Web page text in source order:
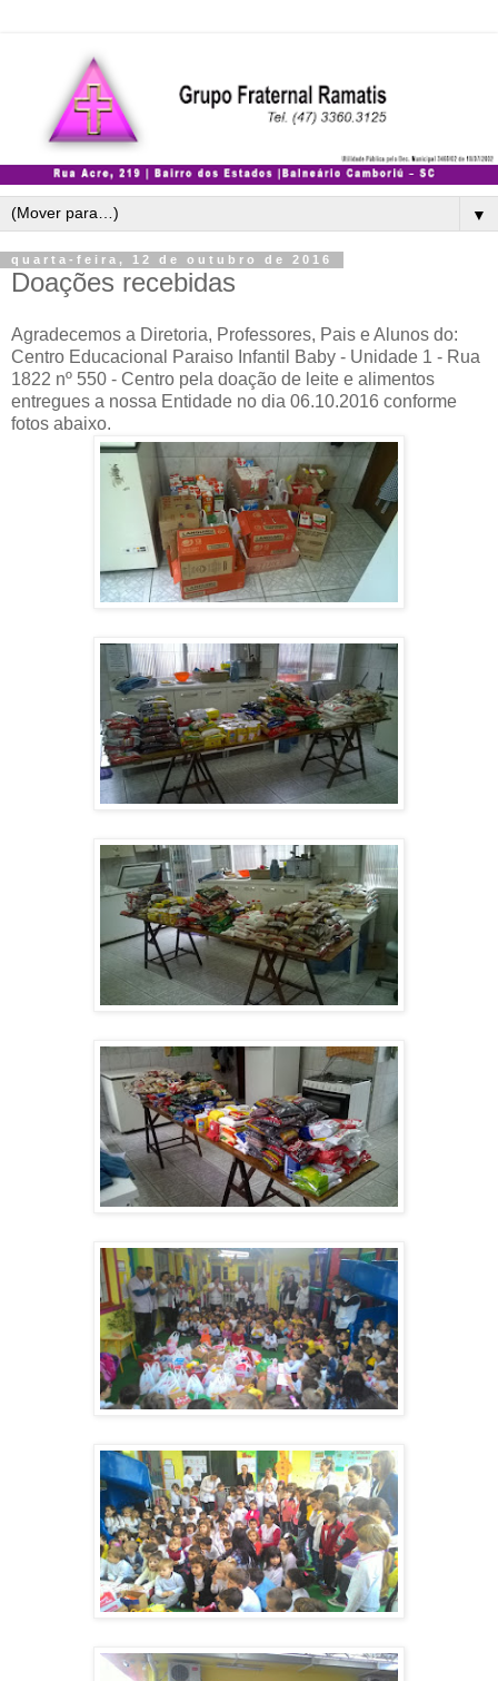
▼
quarta-feira, 12 de outubro de 2016
Doações recebidas
Agradecemos a Diretoria, Professores, Pais e Alunos do:
Centro Educacional Paraiso Infantil Baby - Unidade 1 - Rua
1822 nº 550 - Centro pela doação de leite e alimentos
entregues a nossa Entidade no dia 06.10.2016 conforme
fotos abaixo.